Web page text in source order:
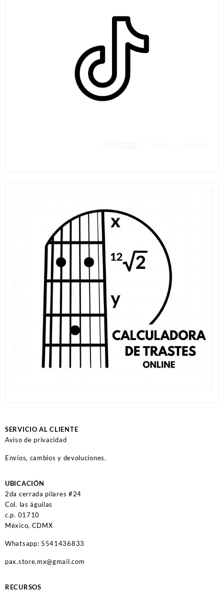
SERVICIO AL CLIENTE
Aviso de privacidad
Envíos, cambios y devoluciones.
UBICACIÓN
2da cerrada pilares #24
Col. las águilas
c.p. 01710
México, CDMX
Whatsapp: 5541436833
pax.store.mx@gmail.com
RECURSOS